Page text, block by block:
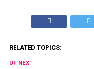
RELATED TOPICS:
UP NEXT